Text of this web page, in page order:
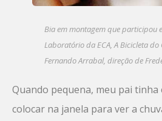
Bia em montagem que participou
Laboratório da ECA,A Bicicleta
Fernando Arrabal, direção de
Quando pequena, meu pai tinha
colocar na janela para ver a